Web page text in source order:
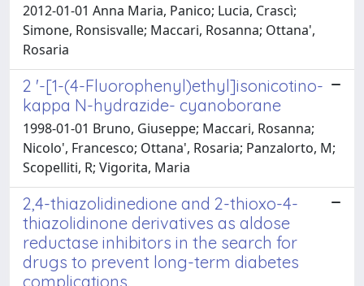
2012-01-01 Anna Maria, Panico; Lucia, Crascì;
Simone, Ronsisvalle; Maccari, Rosanna; Ottana',
Rosaria
2 '-[1-(4-Fluorophenyl)ethyl]isonicotino-
kappa N-hydrazide- cyanoborane
1998-01-01 Bruno, Giuseppe; Maccari, Rosanna;
Nicolo', Francesco; Ottana', Rosaria; Panzalorto, M;
Scopelliti, R; Vigorita, Maria
2,4-thiazolidinedione and 2-thioxo-4-
thiazolidinone derivatives as aldose
reductase inhibitors in the search for
drugs to prevent long-term diabetes
complications.